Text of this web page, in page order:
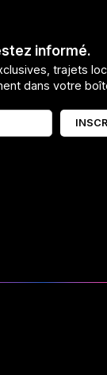
informé.
trajets
dans votre